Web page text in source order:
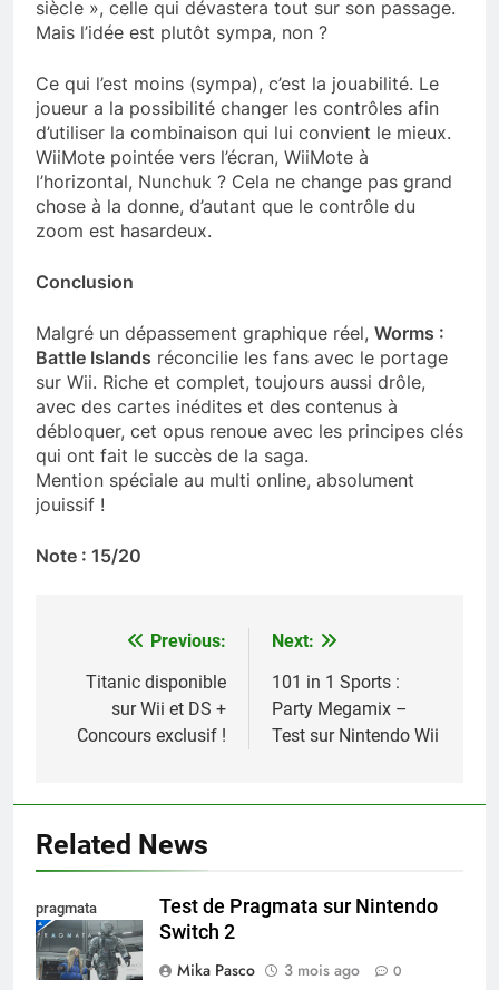
siècle », celle qui dévastera tout sur son passage.
Mais l’idée est plutôt sympa, non ?
Ce qui l’est moins (sympa), c’est la jouabilité. Le
joueur a la possibilité changer les contrôles afin
d’utiliser la combinaison qui lui convient le mieux.
WiiMote pointée vers l’écran, WiiMote à
l’horizontal, Nunchuk ? Cela ne change pas grand
chose à la donne, d’autant que le contrôle du
zoom est hasardeux.
Conclusion
Malgré un dépassement graphique réel, Worms :
Battle Islands réconcilie les fans avec le portage
sur Wii. Riche et complet, toujours aussi drôle,
avec des cartes inédites et des contenus à
débloquer, cet opus renoue avec les principes clés
qui ont fait le succès de la saga.
Mention spéciale au multi online, absolument
jouissif !
Note : 15/20
Navigation
de
l’article
Previous:
Titanic disponible
sur Wii et DS +
Concours exclusif !
Next:
101 in 1 Sports :
Party Megamix –
Test sur Nintendo Wii
Related News
pragmata
Test de Pragmata sur Nintendo
Switch 2
Mika Pasco
3 mois ago 0